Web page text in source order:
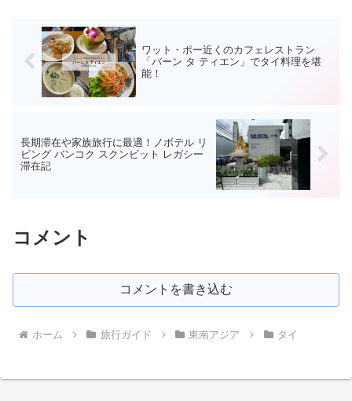
ワット・ポー近くのカフェレストラン
「バーン タ ティエン」でタイ料理を堪
能！
長期滞在や家族旅行に最適！ノボテル リ
ビング バンコク スクンビット レガシー
滞在記
コメント
コメントを書き込む
ホーム 旅行ガイド 東南アジア タイ